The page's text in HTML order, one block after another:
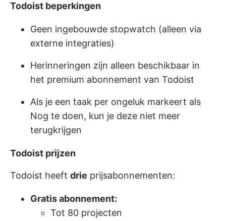
Todoist beperkingen
Geen ingebouwde stopwatch (alleen via
externe integraties)
Herinneringen zijn alleen beschikbaar in
het premium abonnement van Todoist
Als je een taak per ongeluk markeert als
Nog te doen, kun je deze niet meer
terugkrijgen
Todoist prijzen
Todoist heeft drie prijsabonnementen:
Gratis abonnement:
Tot 80 projecten